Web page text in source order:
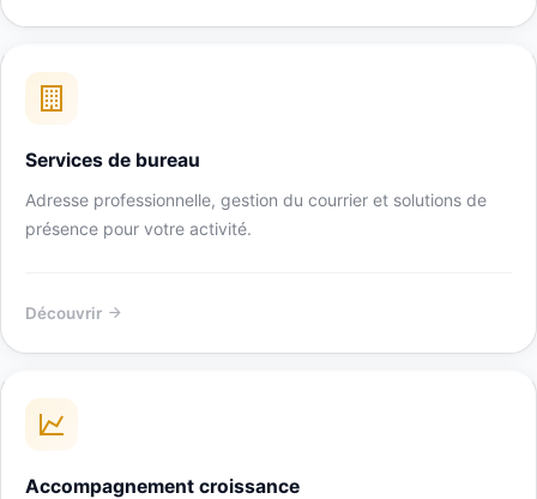
Services de bureau
Adresse professionnelle, gestion du courrier et solutions de
présence pour votre activité.
Découvrir
Accompagnement croissance